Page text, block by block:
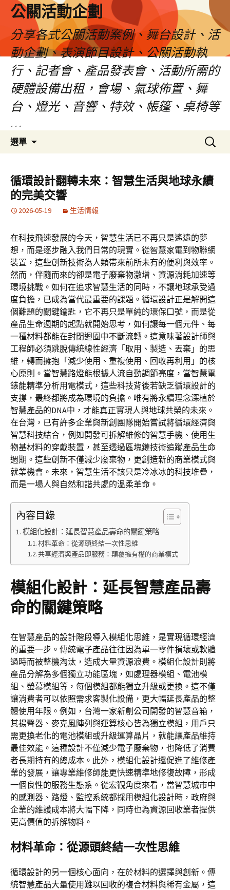
公關活動企劃
分享各式公關活動案例、舞台設計、活
動企劃、表演節目設計、公關活動執
行、記者會、產品發表會、活動所需的
硬體設備出租，會場、氣球佈置、舞
台、燈光、音響、特效、帳篷、桌椅等
…
選單
要
內
容
搜
尋
鍵
字:
循環設計翻轉未來：智慧生活與地球永續
的完美交響
2026-05-19 生活情報
在科技飛速發展的今天，智慧生活已不再只是遙遠的夢
想，而是逐步融入我們日常的現實。從智慧家電到物聯網
裝置，這些創新技術為人類帶來前所未有的便利與效率。
然而，伴隨而來的卻是電子廢棄物激增、資源消耗加速等
環境挑戰。如何在追求智慧生活的同時，不讓地球承受過
度負擔，已成為當代最重要的課題。循環設計正是解開這
個難題的關鍵鑰匙，它不再只是單純的環保口號，而是從
產品生命週期的起點就開始思考，如何讓每一個元件、每
一種材料都能在封閉迴圈中不斷流轉。這意味著設計師與
工程師必須跳脫傳統線性經濟「取用、製造、丟棄」的思
維，轉而擁抱「減少使用、重複使用、回收再利用」的核
心原則。當智慧路燈能根據人流自動調節亮度，當智慧電
錶能精準分析用電模式，這些科技背後若缺乏循環設計的
支撐，最終都將成為環境的負擔。唯有將永續理念深植於
智慧產品的DNA中，才能真正實現人與地球共榮的未來。
在台灣，已有許多企業與新創團隊開始嘗試將循環經濟與
智慧科技結合，例如開發可拆解維修的智慧手機、使用生
物基材料的穿戴裝置，甚至透過區塊鏈技術追蹤產品生命
週期。這些創新不僅減少廢棄物，更創造新的商業模式與
就業機會。未來，智慧生活不該只是冷冰冰的科技堆疊，
而是一場人與自然和諧共處的溫柔革命。
內容目錄
模組化設計：延長智慧產品壽命的關鍵策略
材料革命：從源頭終結一次性思維
共享經濟與產品即服務：顛覆擁有權的商業模式
模組化設計：延長智慧產品壽
命的關鍵策略
在智慧產品的設計階段導入模組化思維，是實現循環經濟
的重要一步。傳統電子產品往往因為單一零件損壞或軟體
過時而被整機淘汰，造成大量資源浪費。模組化設計則將
產品分解為多個獨立功能區塊，如處理器模組、電池模
組、螢幕模組等，每個模組都能獨立升級或更換。這不僅
讓消費者可以依照需求客製化設備，更大幅延長產品的整
體使用年限。例如，台灣一家新創公司開發的智慧音箱，
其揚聲器、麥克風陣列與運算核心皆為獨立模組，用戶只
需更換老化的電池模組或升級運算晶片，就能讓產品維持
最佳效能。這種設計不僅減少電子廢棄物，也降低了消費
者長期持有的總成本。此外，模組化設計還促進了維修產
業的發展，讓專業維修師能更快速精準地修復故障，形成
一個良性的服務生態系。從宏觀角度來看，當智慧城市中
的感測器、路燈、監控系統都採用模組化設計時，政府與
企業的維護成本將大幅下降，同時也為資源回收業者提供
更高價值的拆解物料。
材料革命：從源頭終結一次性思維
循環設計的另一個核心面向，在於材料的選擇與創新。傳
統智慧產品大量使用難以回收的複合材料與稀有金屬，這